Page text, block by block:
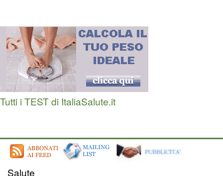
Tutti i TEST di ItaliaSalute.it
Salute